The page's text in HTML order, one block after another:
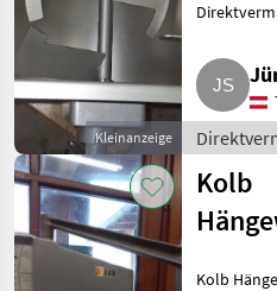
Kleinanzeige
Kolb
Kolb